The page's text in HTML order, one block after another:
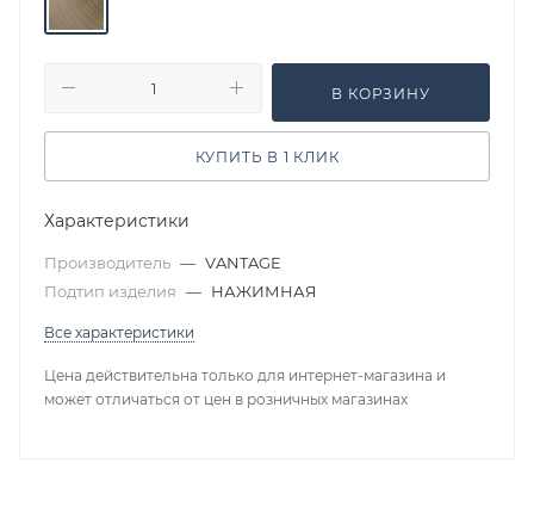
В КОРЗИНУ
КУПИТЬ В 1 КЛИК
Характеристики
Производитель — VANTAGE
Подтип изделия — НАЖИМНАЯ
Все характеристики
Цена действительна только для интернет-магазина и
может отличаться от цен в розничных магазинах